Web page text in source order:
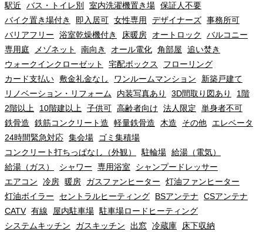
駅近
バス・トイレ別 室内洗濯機置き場 保証人不要
バイク置き場付き
即入居可 女性専用 デザイナーズ 事務所可
バリアフリー
浴室乾燥機付き 床暖房 オートロック
バルコニー
専用庭
メゾネット 南向き オール電化 角部屋
追い焚き
ウォークインクローゼット
宅配ボックス
フローリング
カード支払い 敷金礼金なし ワンルームマンション
新築戸建て
リノベーション・リフォーム
内装写真あり 3D間取り図あり
1階
2階以上
10階建以上 子供可 高齢者向け 法人限定
単身者不可
鉄骨造
鉄筋コンクリート造 軽量鉄骨造 木造 その他
エレベータ
24時間緊急対応 集会場
ゴミ集積場
コンクリート打ちっぱなし（外観）
駐輪場 給湯（電気）
給湯（ガス）
シャワー 専用浴室
シャンプードレッサー
エアコン
冷房 暖房 ガスファンヒーター
灯油ファンヒーター
灯油ボイラー
セントラルヒーティング BSアンテナ
CSアンテナ
CATV 有線 屋内駐車場 駐車場ロードヒーティング
システムキッチン
ガスキッチン 出窓 冷蔵庫
床下収納